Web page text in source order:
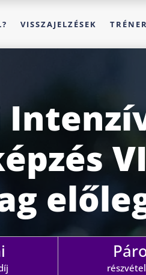
VISSZAJELZÉSEK TRÉNER